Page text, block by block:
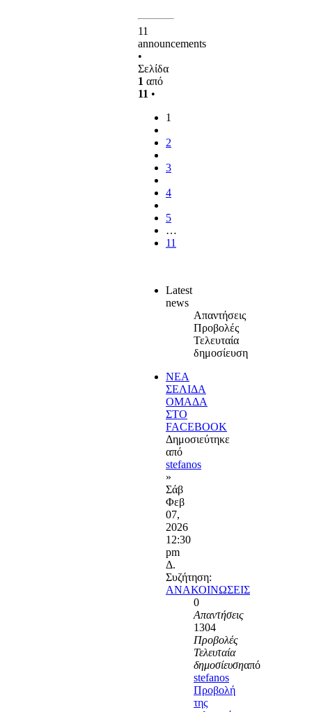
11
announcements
•
Σελίδα
1 από
11 •
1
2
3
4
5
…
11
Latest
news
Απαντήσεις
Προβολές
Τελευταία
δημοσίευση
ΝΕΑ
ΣΕΛΙΔΑ
ΟΜΑΔΑ
ΣΤΟ
FACEBOOK
Δημοσιεύτηκε
από
stefanos
»
Σάβ
Φεβ
07,
2026
12:30
pm
Δ.
Συζήτηση:
ΑΝΑΚΟΙΝΩΣΕΙΣ
0
Απαντήσεις
1304
Προβολές
Τελευταία
δημοσίευσηαπό
stefanos
Προβολή
της